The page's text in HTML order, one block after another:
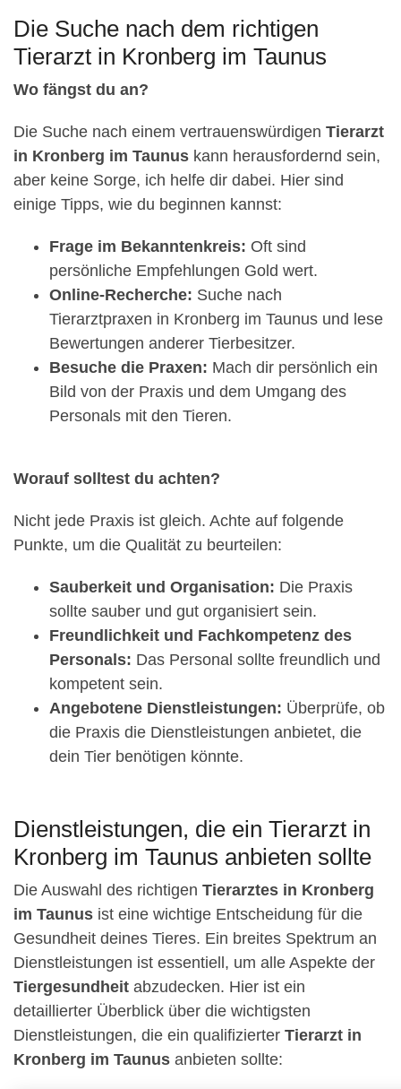
Die Suche nach dem richtigen
Tierarzt in Kronberg im Taunus
Wo fängst du an?
Die Suche nach einem vertrauenswürdigen Tierarzt
in Kronberg im Taunus kann herausfordernd sein,
aber keine Sorge, ich helfe dir dabei. Hier sind
einige Tipps, wie du beginnen kannst:
Frage im Bekanntenkreis: Oft sind
persönliche Empfehlungen Gold wert.
Online-Recherche: Suche nach
Tierarztpraxen in Kronberg im Taunus und lese
Bewertungen anderer Tierbesitzer.
Besuche die Praxen: Mach dir persönlich ein
Bild von der Praxis und dem Umgang des
Personals mit den Tieren.
Worauf solltest du achten?
Nicht jede Praxis ist gleich. Achte auf folgende
Punkte, um die Qualität zu beurteilen:
Sauberkeit und Organisation: Die Praxis
sollte sauber und gut organisiert sein.
Freundlichkeit und Fachkompetenz des
Personals: Das Personal sollte freundlich und
kompetent sein.
Angebotene Dienstleistungen: Überprüfe, ob
die Praxis die Dienstleistungen anbietet, die
dein Tier benötigen könnte.
Dienstleistungen, die ein Tierarzt in
Kronberg im Taunus anbieten sollte
Die Auswahl des richtigen Tierarztes in Kronberg
im Taunus ist eine wichtige Entscheidung für die
Gesundheit deines Tieres. Ein breites Spektrum an
Dienstleistungen ist essentiell, um alle Aspekte der
Tiergesundheit abzudecken. Hier ist ein
detaillierter Überblick über die wichtigsten
Dienstleistungen, die ein qualifizierter Tierarzt in
Kronberg im Taunus anbieten sollte: